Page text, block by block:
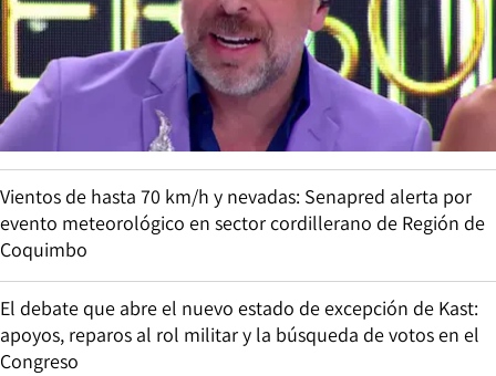
Vientos de hasta 70 km/h y nevadas: Senapred alerta por
evento meteorológico en sector cordillerano de Región de
Coquimbo
El debate que abre el nuevo estado de excepción de Kast:
apoyos, reparos al rol militar y la búsqueda de votos en el
Congreso